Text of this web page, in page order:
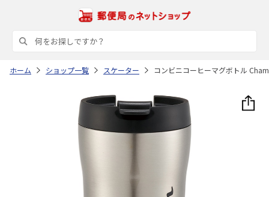
ホーム ショップ一覧 スケーター コンビニコーヒーマグボトル